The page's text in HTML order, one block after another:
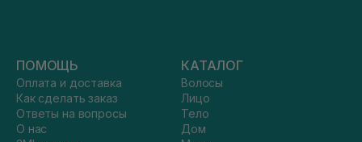
ПОМОЩЬ
Оплата и доставка
Как сделать заказ
Ответы на вопросы
О нас
КАТАЛОГ
Волосы
Лицо
Тело
Дом